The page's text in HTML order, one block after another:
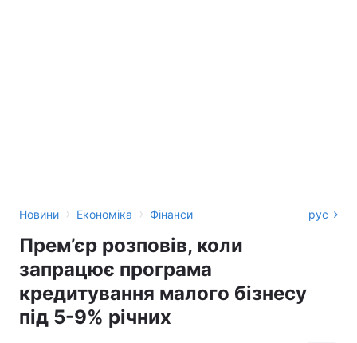
Новини › Економіка › Фінанси рус
Прем’єр розповів, коли
запрацює програма
кредитування малого бізнесу
під 5-9% річних